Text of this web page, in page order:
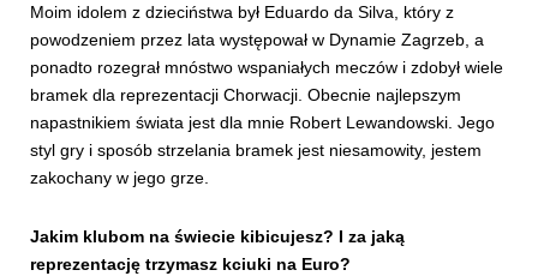
Moim idolem z dzieciństwa był Eduardo da Silva, który z
powodzeniem przez lata występował w Dynamie Zagrzeb, a
ponadto rozegrał mnóstwo wspaniałych meczów i zdobył wiele
bramek dla reprezentacji Chorwacji. Obecnie najlepszym
napastnikiem świata jest dla mnie Robert Lewandowski. Jego
styl gry i sposób strzelania bramek jest niesamowity, jestem
zakochany w jego grze.
Jakim klubom na świecie kibicujesz? I za jaką
reprezentację trzymasz kciuki na Euro?